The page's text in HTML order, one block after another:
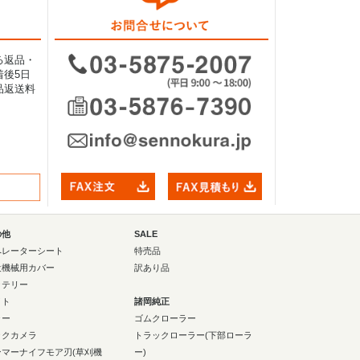
品・
5日
返送料
他
ーターシート
機械用カバー
リー
カメラ
マーナイフモア刃(草刈機
SALE
特売品
訳あり品
諸岡純正
ゴムクローラー
トラックローラー(下部ローラ
ー)